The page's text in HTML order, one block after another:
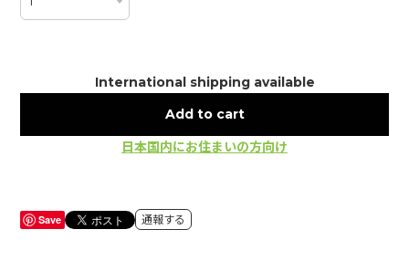
International shipping available
Add to cart
日本国内にお住まいの方向け
Save 通報する